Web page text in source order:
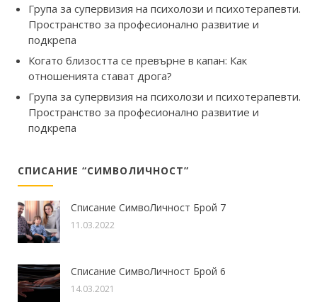
Група за супервизия на психолози и психотерапевти.
Пространство за професионално развитие и
подкрепа
Когато близостта се превърне в капан: Как
отношенията стават дрога?
Група за супервизия на психолози и психотерапевти.
Пространство за професионално развитие и
подкрепа
СПИСАНИЕ “СИМВОЛИЧНОСТ”
Списание СимвоЛичност Брой 7
11.03.2022
Списание СимвоЛичност Брой 6
14.03.2021